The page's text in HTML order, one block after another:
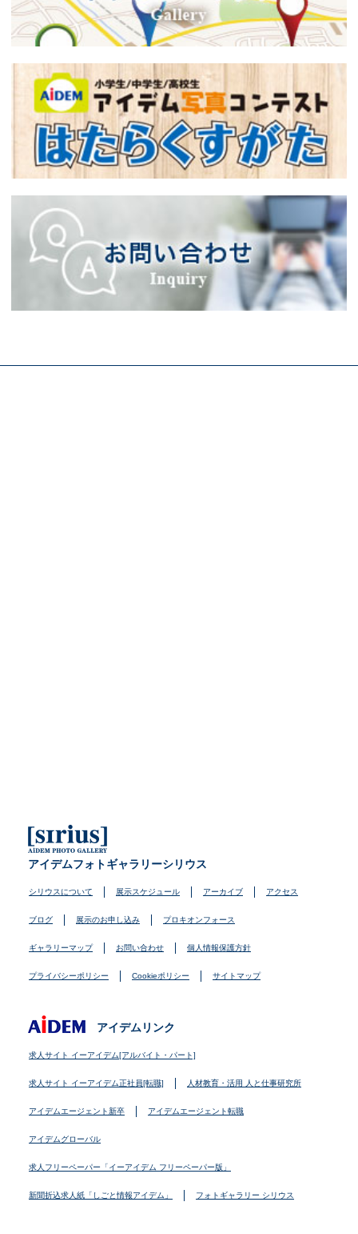
アイデムフォトギャラリーシリウス
シリウスについて 展示スケジュール アーカイブ アクセス
ブログ 展示のお申し込み プロキオンフォース
ギャラリーマップ お問い合わせ 個人情報保護方針
プライバシーポリシー Cookieポリシー サイトマップ
アイデムリンク
求人サイト イーアイデム[アルバイト・パート]
求人サイト イーアイデム正社員[転職] 人材教育・活用 人と仕事研究所
アイデムエージェント新卒 アイデムエージェント転職
アイデムグローバル
求人フリーペーパー「イーアイデム フリーペーパー版」
新聞折込求人紙「しごと情報アイデム」 フォトギャラリー シリウス